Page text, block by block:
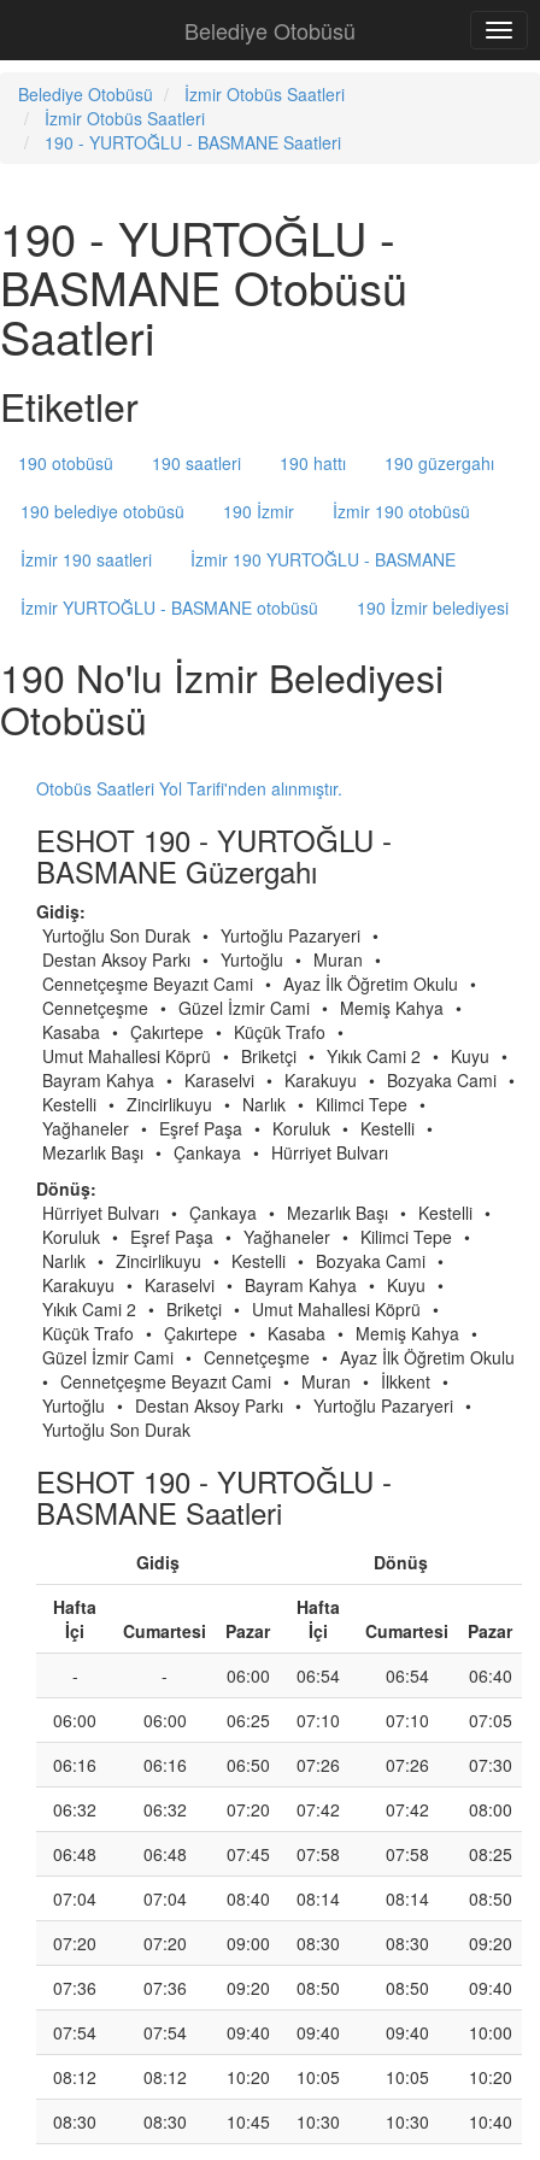
Belediye Otobüsü
Belediye Otobüsü
İzmir Otobüs Saatleri
İzmir Otobüs Saatleri
190 - YURTOĞLU - BASMANE Saatleri
190 - YURTOĞLU -
BASMANE Otobüsü
Saatleri
Etiketler
190 otobüsü 190 saatleri 190 hattı
190 güzergahı
190 belediye otobüsü
190 İzmir
İzmir 190 otobüsü
İzmir 190 saatleri
İzmir 190 YURTOĞLU - BASMANE
İzmir YURTOĞLU - BASMANE otobüsü
190 İzmir belediyesi
190 No'lu İzmir Belediyesi
Otobüsü
Otobüs Saatleri Yol Tarifi'nden alınmıştır.
ESHOT 190 - YURTOĞLU -
BASMANE Güzergahı
Gidiş:
Yurtoğlu Son Durak • Yurtoğlu Pazaryeri •
Destan Aksoy Parkı • Yurtoğlu • Muran •
Cennetçeşme Beyazıt Cami • Ayaz İlk Öğretim Okulu •
Cennetçeşme • Güzel İzmir Cami • Memiş Kahya •
Kasaba • Çakırtepe • Küçük Trafo •
Umut Mahallesi Köprü • Briketçi • Yıkık Cami 2 • Kuyu •
Bayram Kahya • Karaselvi • Karakuyu • Bozyaka Cami •
Kestelli • Zincirlikuyu • Narlık • Kilimci Tepe •
Yağhaneler • Eşref Paşa • Koruluk • Kestelli •
Mezarlık Başı • Çankaya • Hürriyet Bulvarı
Dönüş:
Hürriyet Bulvarı • Çankaya • Mezarlık Başı • Kestelli •
Koruluk • Eşref Paşa • Yağhaneler • Kilimci Tepe •
Narlık • Zincirlikuyu • Kestelli • Bozyaka Cami •
Karakuyu • Karaselvi • Bayram Kahya • Kuyu •
Yıkık Cami 2 • Briketçi • Umut Mahallesi Köprü •
Küçük Trafo • Çakırtepe • Kasaba • Memiş Kahya •
Güzel İzmir Cami • Cennetçeşme • Ayaz İlk Öğretim Okulu
• Cennetçeşme Beyazıt Cami • Muran • İlkkent •
Yurtoğlu • Destan Aksoy Parkı • Yurtoğlu Pazaryeri •
Yurtoğlu Son Durak
ESHOT 190 - YURTOĞLU -
BASMANE Saatleri
Gidiş
Dönüş
Hafta
İçi
Cumartesi Pazar
Hafta
İçi
Cumartesi
Pazar
-
- 06:00 06:54 06:54
06:40
06:00
06:00 06:25 07:10 07:10
07:05
06:16
06:16 06:50 07:26 07:26
07:30
06:32
06:32 07:20 07:42 07:42
08:00
06:48
06:48 07:45 07:58 07:58
08:25
07:04
07:04 08:40 08:14 08:14
08:50
07:20
07:20 09:00 08:30 08:30
09:20
07:36
07:36 09:20 08:50 08:50
09:40
07:54
07:54 09:40 09:40 09:40
10:00
08:12
08:12 10:20 10:05 10:05
10:20
08:30
08:30 10:45 10:30 10:30
10:40